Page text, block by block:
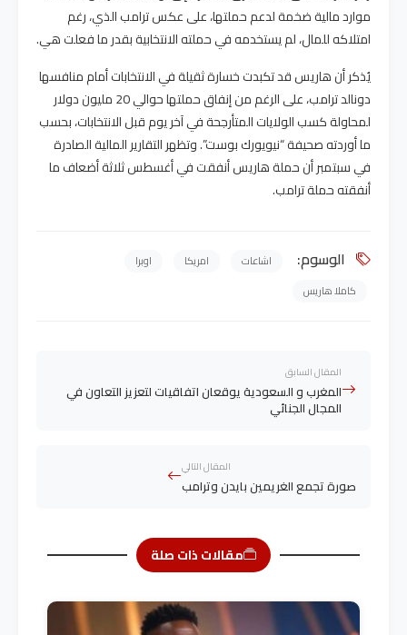
موارد مالية ضخمة لدعم حملتها، على عكس ترامب الذي، رغم
امتلاكه للمال، لم يستخدمه في حملته الانتخابية بقدر ما فعلت هي.
يُذكر أن هاريس قد تكبدت خسارة ثقيلة في الانتخابات أمام منافسها
دونالد ترامب، على الرغم من إنفاق حملتها حوالي 20 مليون دولار
لمحاولة كسب الولايات المتأرجحة في آخر يوم قبل الانتخابات، بحسب
ما أوردته صحيفة “نيويورك بوست”. وتظهر التقارير المالية الصادرة
في سبتمبر أن حملة هاريس أنفقت في أغسطس ثلاثة أضعاف ما
أنفقته حملة ترامب.
الوسوم: اشاعات امريكا
اوبرا
كاملا هاريس
المقال السابق
المغرب و السعودية يوقعان اتفاقيات لتعزيز التعاون في
المجال الجنائي
المقال التالي
صورة تجمع الغريمين بايدن وترامب
مقالات ذات صلة